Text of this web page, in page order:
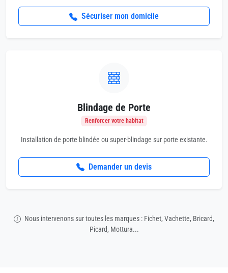
Sécuriser mon domicile
Blindage de Porte
Renforcer votre habitat
Installation de porte blindée ou super-blindage sur porte existante.
Demander un devis
Nous intervenons sur toutes les marques : Fichet, Vachette, Bricard,
Picard, Mottura...